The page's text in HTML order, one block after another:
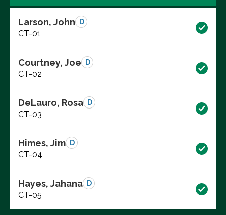
Larson, John D
CT-01
Courtney, Joe D
CT-02
DeLauro, Rosa D
CT-03
Himes, Jim D
CT-04
Hayes, Jahana D
CT-05